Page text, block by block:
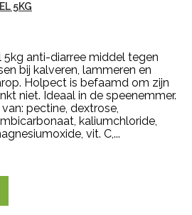
5KG
anti-diarree middel tegen
bij kalveren, lammeren en
Holpect is befaamd om zijn
niet. Ideaal in de speenemmer.
pectine, dextrose,
kaliumchloride,
vit. C,...